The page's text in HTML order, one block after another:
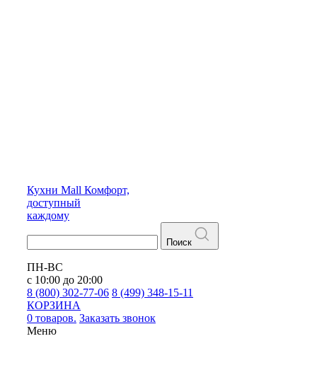
Кухни Mall Комфорт,
доступный
каждому
Поиск
ПН-ВС
с 10:00 до 20:00
8 (800) 302-77-06 8 (499) 348-15-11
КОРЗИНА
0 товаров. Заказать звонок
Меню